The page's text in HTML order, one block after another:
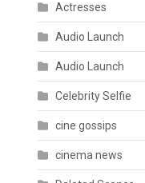
Actresses
Audio Launch
Audio Launch
Celebrity Selfie
cine gossips
cinema news